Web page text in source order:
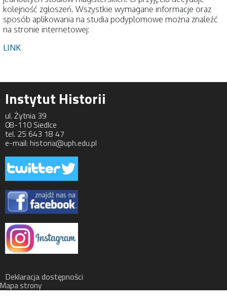
kolejność zgłoszeń. Wszystkie wymagane informacje oraz
sposób aplikowania na studia podyplomowe można znaleźć
na stronie internetowej:
LINK
Instytut Historii
ul. Żytnia 39
08-110 Siedlce
tel. 25 643 18 47
e-mail: historia@uph.edu.pl
Deklaracja dostępności
Mapa strony